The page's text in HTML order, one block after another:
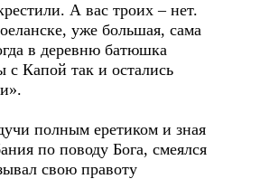
А вас троих – нет.
уже большая, сама
в деревню батюшка
с Капой так и остались
полным еретиком и зная
по поводу Бога, смеялся
свою правоту